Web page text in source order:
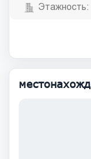
Этажность: